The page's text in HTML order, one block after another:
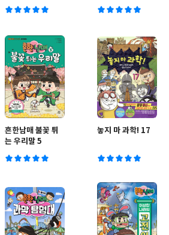
흔한남매 불꽃 튀
는 우리말 5
놓지 마 과학! 17